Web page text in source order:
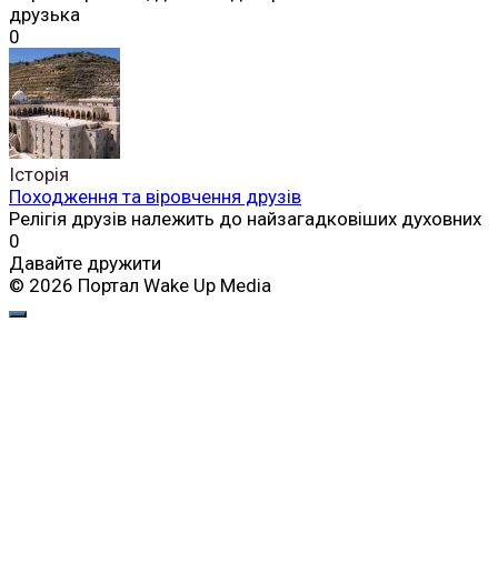
друзька
0
Історія
Походження та віровчення друзів
Релігія друзів належить до найзагадковіших духовних
0
Давайте дружити
© 2026 Портал Wake Up Media